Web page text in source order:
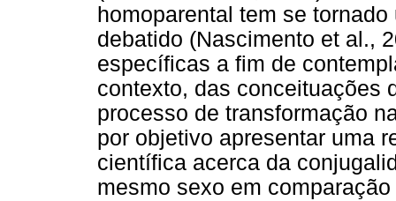
homoparental tem se
debatido (Nascimento et al.,
específicas a fim de
contexto, das conceituações
processo de transformação
por objetivo apresentar uma
científica acerca da
mesmo sexo em